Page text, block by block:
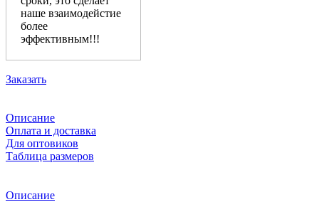
наше взаимодейстие
более
эффективным!!!
Заказать
Описание
Оплата и доставка
Для оптовиков
Таблица размеров
Описание